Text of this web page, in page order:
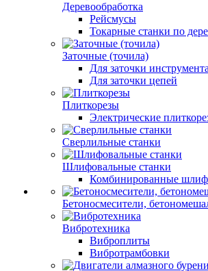
Деревообработка
Рейсмусы
Токарные станки по
Заточные (точила)
Для заточки инструмента
Для заточки цепей
Плиткорезы
Электрические
Сверлильные станки
Шлифовальные станки
Комбинированные
Бетоносмесители,
Вибротехника
Виброплиты
Вибротрамбовки